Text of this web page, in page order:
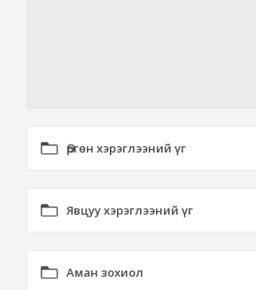
Өргөн хэрэглээний үг
Явцуу хэрэглээний үг
Аман зохиол